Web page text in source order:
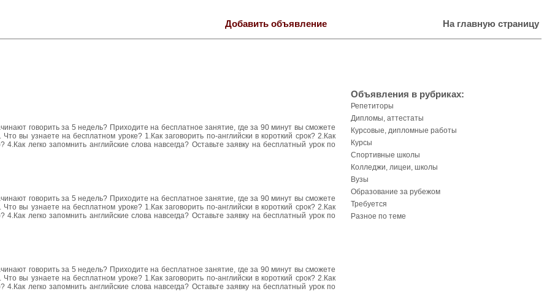
Добавить объявление На главную страницу
говорить за 5 недель? Приходите на бесплатное занятие, где за 90 минут вы сможете
вы узнаете на бесплатном уроке? 1.Как заговорить по-английски в короткий срок? 2.Как
легко запомнить английские слова навсегда? Оставьте заявку на бесплатный урок по
говорить за 5 недель? Приходите на бесплатное занятие, где за 90 минут вы сможете
вы узнаете на бесплатном уроке? 1.Как заговорить по-английски в короткий срок? 2.Как
легко запомнить английские слова навсегда? Оставьте заявку на бесплатный урок по
говорить за 5 недель? Приходите на бесплатное занятие, где за 90 минут вы сможете
вы узнаете на бесплатном уроке? 1.Как заговорить по-английски в короткий срок? 2.Как
легко запомнить английские слова навсегда? Оставьте заявку на бесплатный урок по
Объявления в рубриках:
Репетиторы
Дипломы, аттестаты
Курсовые, дипломные работы
Курсы
Спортивные школы
Колледжи, лицеи, школы
Вузы
Образование за рубежом
Требуется
Разное по теме